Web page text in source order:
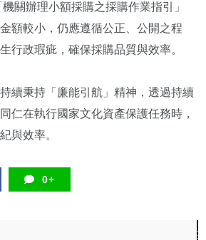
關辦理小額採購之採購作業指引」
額較小，仍應遵循公正、公開之程
行政瑕疵，確保採購品質與效率。
續秉持「廉能引航」精神，透過持續
仁在執行國家文化資產保護任務時，
與效率。
0+